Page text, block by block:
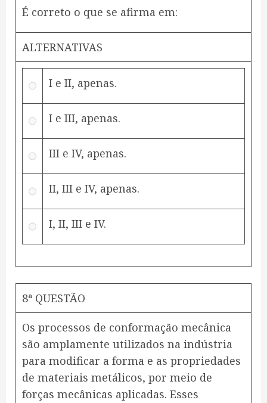
É correto o que se afirma em:
ALTERNATIVAS
I e II, apenas.
I e III, apenas.
III e IV, apenas.
II, III e IV, apenas.
I, II, III e IV.
8ª QUESTÃO
Os processos de conformação mecânica
são amplamente utilizados na indústria
para modificar a forma e as propriedades
de materiais metálicos, por meio de
forças mecânicas aplicadas. Esses